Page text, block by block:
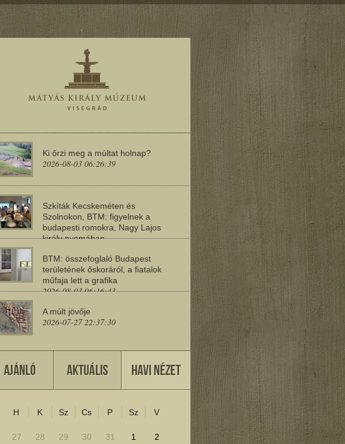
Ki őrzi meg a múltat holnap?
2026-08-03 06:26:39
Szkíták Kecskeméten és
Szolnokon, BTM: figyelnek a
budapesti romokra, Nagy Lajos
király nyomában
BTM: összefoglaló Budapest
területének őskoráról, a fiatalok
műfaja lett a grafika
2026-08-03 06:16:43
A múlt jövője
2026-07-27 22:37:30
Miért szeresd a műemlékeket?
2026-07-25 11:30:41
További cikkek megjelenítéséhez kattints ide!
H K Sz Cs P Sz V
27 28 29 30 31 1
2